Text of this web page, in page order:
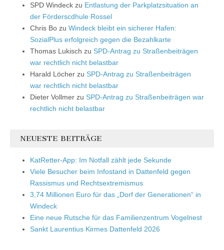
SPD Windeck zu Entlastung der Parkplatzsituation an
der Förderscdhule Rossel
Chris Bo zu Windeck bleibt ein sicherer Hafen:
SozialPlus erfolgreich gegen die Bezahlkarte
Thomas Lukisch zu SPD-Antrag zu Straßenbeiträgen
war rechtlich nicht belastbar
Harald Löcher zu SPD-Antrag zu Straßenbeiträgen
war rechtlich nicht belastbar
Dieter Vollmer zu SPD-Antrag zu Straßenbeiträgen war
rechtlich nicht belastbar
NEUESTE BEITRÄGE
KatRetter-App: Im Notfall zählt jede Sekunde
Viele Besucher beim Infostand in Dattenfeld gegen
Rassismus und Rechtsextremismus
3,74 Millionen Euro für das „Dorf der Generationen“ in
Windeck
Eine neue Rutsche für das Familienzentrum Vogelnest
Sankt Laurentius Kirmes Dattenfeld 2026